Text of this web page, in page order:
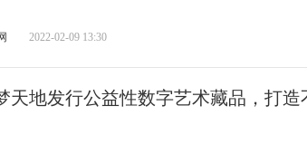
2022-02-09 13:30
天地发行公益性数字艺术藏品，打造